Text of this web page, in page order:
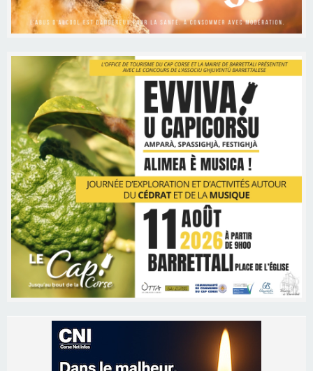
Les brèves